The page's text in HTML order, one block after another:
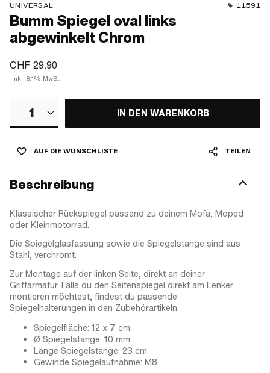
UNIVERSAL 11591
Bumm Spiegel oval links
abgewinkelt Chrom
CHF 29.90
Inkl. 8.1% MwSt.
1 IN DEN WARENKORB
AUF DIE WUNSCHLISTE TEILEN
Beschreibung
Klassischer Rückspiegel passend zu deinem Mofa, Moped
oder Kleinmotorrad.
Die Spiegelglasfassung sowie die Spiegelstange sind aus
Stahl, verchromt.
Zur Montage auf der linken Seite, direkt an deiner
Griffarmatur. Falls du den Seitenspiegel direkt am Lenker
montieren möchtest, findest du passende
Spiegelhalterungen in den Zubehörartikeln.
Spiegelfläche: 12 x 7 cm
Ø Spiegelstange: 10 mm
Länge Spiegelstange: 23 cm
Gewinde Spiegelaufnahme: M8